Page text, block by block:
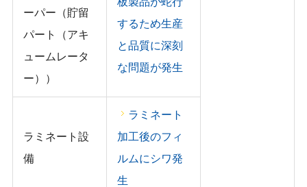
ーパー（貯留
パート（アキ
ュームレータ
ー））
するため生産
と品質に深刻
な問題が発生
ラミネート設
備
ラミネート
加工後のフィ
ルムにシワ発
生